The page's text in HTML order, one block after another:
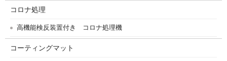
コロナ処理
高機能検反装置付き コロナ処理機
コーティングマット